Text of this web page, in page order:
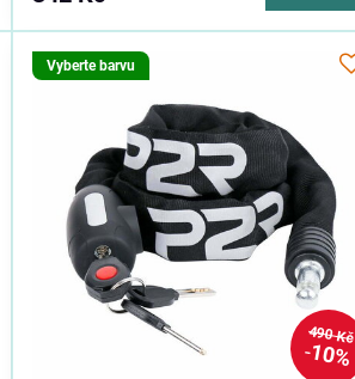
490 Kč
10%
Vyberte barvu